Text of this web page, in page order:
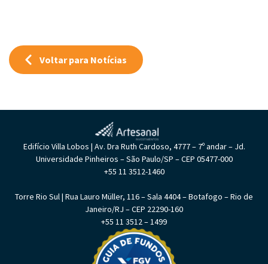
Voltar para Notícias
Edifício Villa Lobos | Av. Dra Ruth Cardoso, 4777 – 7º andar – Jd.
Universidade Pinheiros – São Paulo/SP – CEP 05477-000
+55 11 3512-1460
Torre Rio Sul | Rua Lauro Müller, 116 – Sala 4404 – Botafogo – Rio de
Janeiro/RJ – CEP 22290-160
+55 11 3512 – 1499